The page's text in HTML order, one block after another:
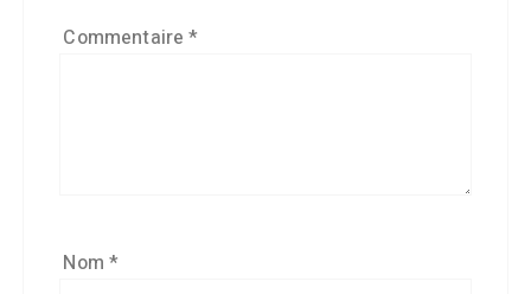
Commentaire*
Nom*